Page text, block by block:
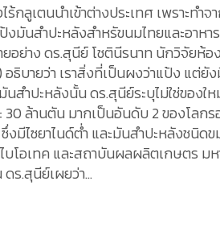
กลูเตนนำเข้าต่างประเทศ เพราะทำ
นสำปะหลังสำหรัขนมไทยและอาหา
อย่าง ดร.สุนีย์ โชตินีรนาท นักวิจัยห้
ธิบายว่า เราสิ่งที่เป็นผงว่าแป้ง แ
ำปะหลังนั้น ดร.สุนีย์ระบุไม่ใช่ของใ
ล้านตัน มากเป็นอันดับ 2 ของโลกร
ไซยาไนด์ต่ำ และมันสำปะหลังชนิดข
โอเทค และสถาบันผลผลิตเกษตร ม
ร.สุนีย์เผยว่า...